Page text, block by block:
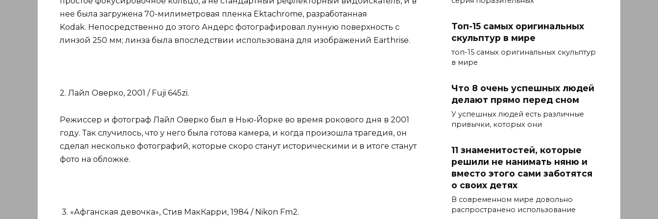
нее была загружена 70-милиметровая пленка Ektachrome, разработанная
Kodak. Непосредственно до этого Андерс фотографировал лунную поверхность с
линзой 250 мм; линза была впоследствии использована для изображений Earthrise.
2. Лайл Оверко, 2001 / Fuji 645zi.
Режиссер и фотограф Лайл Оверко был в Нью-Йорке во время рокового дня в 2001
году. Так случилось, что у него была готова камера, и когда произошла трагедия, он
сделал несколько фотографий, которые скоро станут историческими и в итоге станут
фото на обложке.
3. «Афганская девочка», Стив МакКарри, 1984 / Nikon Fm2.
Топ-15 самых оригинальных
скульптур в мире
топ-15 самых оригинальных скульптур
в мире
Что 8 очень успешных людей
делают прямо перед сном
У успешных людей есть различные
привычки, которых они
11 знаменитостей, которые
решили не нанимать няню и
вместо этого сами заботятся
о своих детях
В современном мире довольно
распространено использование